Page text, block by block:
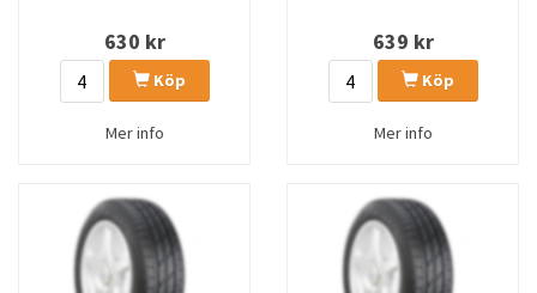
BLUE EARTH ES32 BLUE ES32
BLUEARESXL BLUEARTH AE50
BLUEARTH ES32 BLUEARTH GT AE51
630 kr
Köp
Mer info
639 kr
Köp
Mer info